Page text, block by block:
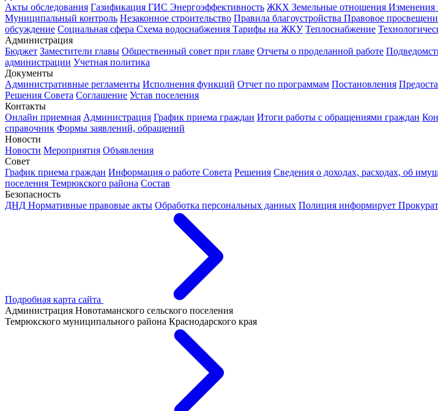
Акты обследования Газификация ГИС Энергоэффективность ЖКХ Земельные отношения Изменения
Муниципальный контроль Незаконное строительство Правила благоустройства Правовое
обсуждение Социальная сфера Схема водоснабжения Тарифы на ЖКУ Теплоснабжение
Администрация
Бюджет Заместители главы Общественный совет при главе Отчеты о проделанной работе
администрации Учетная политика
Документы
Административные регламенты Исполнения функций Отчет по программам Постановления
Решения Совета Соглашение Устав поселения
Контакты
Онлайн приемная Администрация График приема граждан Итоги работы с обращениями граждан
справочник Формы заявлений, обращений
Новости
Новости Мероприятия Объявления
Совет
График приема граждан Информация о работе Совета Решения Сведения о доходах, расходах, об
поселения Темрюкского района Состав
Безопасность
ДНД Нормативные правовые акты Обработка персональных данных Полиция информирует
Подробная карта сайта
Администрация Новотаманского сельского поселения
Темрюкского муниципального района Краснодарского края